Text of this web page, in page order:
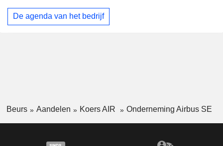
De agenda van het bedrijf
Beurs Aandelen Koers AIR Onderneming Airbus SE